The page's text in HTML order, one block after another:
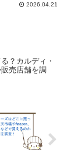
2026.04.21
？カルディ・
売店舗を調